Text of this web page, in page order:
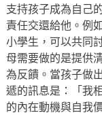
支持孩子成為自己
責任交還給他。例
小學生，可以共同
母需要做的是提供
為反饋。當孩子做
遞的訊息是：「我
的內在動機與自我